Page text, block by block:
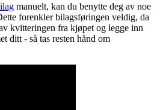
manuelt, kan du benytte deg av noe
forenkler bilagsføringen veldig, da
kvitteringen fra kjøpet og legge inn
ditt - så tas resten hånd om